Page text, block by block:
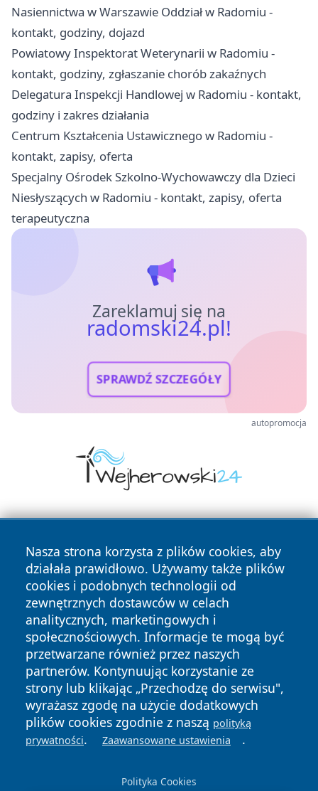
Nasiennictwa w Warszawie Oddział w Radomiu -
kontakt, godziny, dojazd
Powiatowy Inspektorat Weterynarii w Radomiu -
kontakt, godziny, zgłaszanie chorób zakaźnych
Delegatura Inspekcji Handlowej w Radomiu - kontakt,
godziny i zakres działania
Centrum Kształcenia Ustawicznego w Radomiu -
kontakt, zapisy, oferta
Specjalny Ośrodek Szkolno-Wychowawczy dla Dzieci
Niesłyszących w Radomiu - kontakt, zapisy, oferta
terapeutyczna
Zareklamuj się na
radomski24.pl!
SPRAWDŹ SZCZEGÓŁY
autopromocja
Nasza strona korzysta z plików cookies, aby
działała prawidłowo. Używamy także plików
cookies i podobnych technologii od
zewnętrznych dostawców w celach
analitycznych, marketingowych i
społecznościowych. Informacje te mogą być
przetwarzane również przez naszych
partnerów. Kontynuując korzystanie ze
strony lub klikając „Przechodzę do serwisu",
wyrażasz zgodę na użycie dodatkowych
plików cookies zgodnie z naszą polityką
prywatności. Zaawansowane ustawienia .
Polityka Cookies
Copyright © 2026 radomski24.pl Wszystkie prawa
zastrzeżone.
News Autorzy
Polityka
Prywatności
Polityka
Cookies